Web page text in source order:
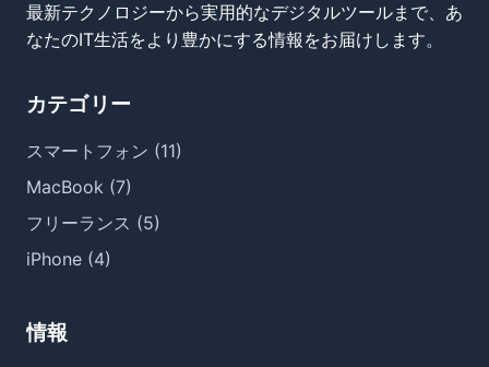
最新テクノロジーから実用的なデジタルツールまで、あ
なたのIT生活をより豊かにする情報をお届けします。
カテゴリー
スマートフォン (11)
MacBook (7)
フリーランス (5)
iPhone (4)
情報